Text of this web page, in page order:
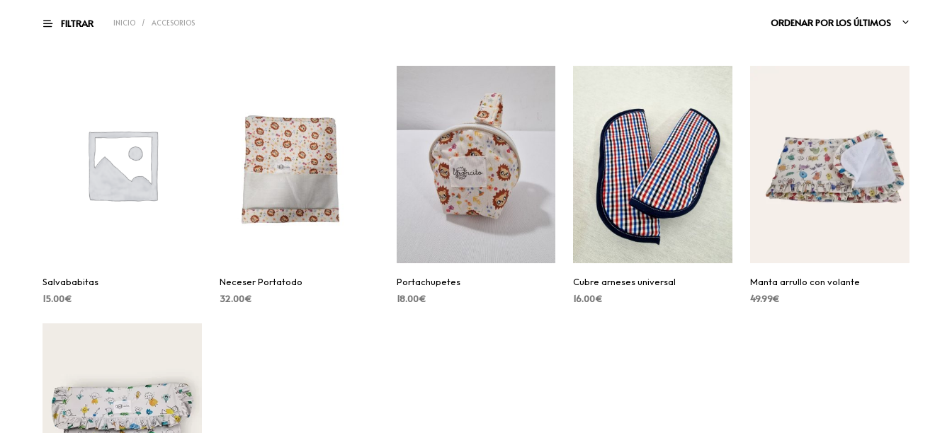
S
R
I
FILTRAR INICIO / ACCESORIOS ORDENAR POR LOS ÚLTIMOS
Salvababitas
15.00€
Neceser Portatodo
32.00€
Portachupetes
18.00€
Cubre arneses universal
16.00€
Manta arrullo con volante
49.99€